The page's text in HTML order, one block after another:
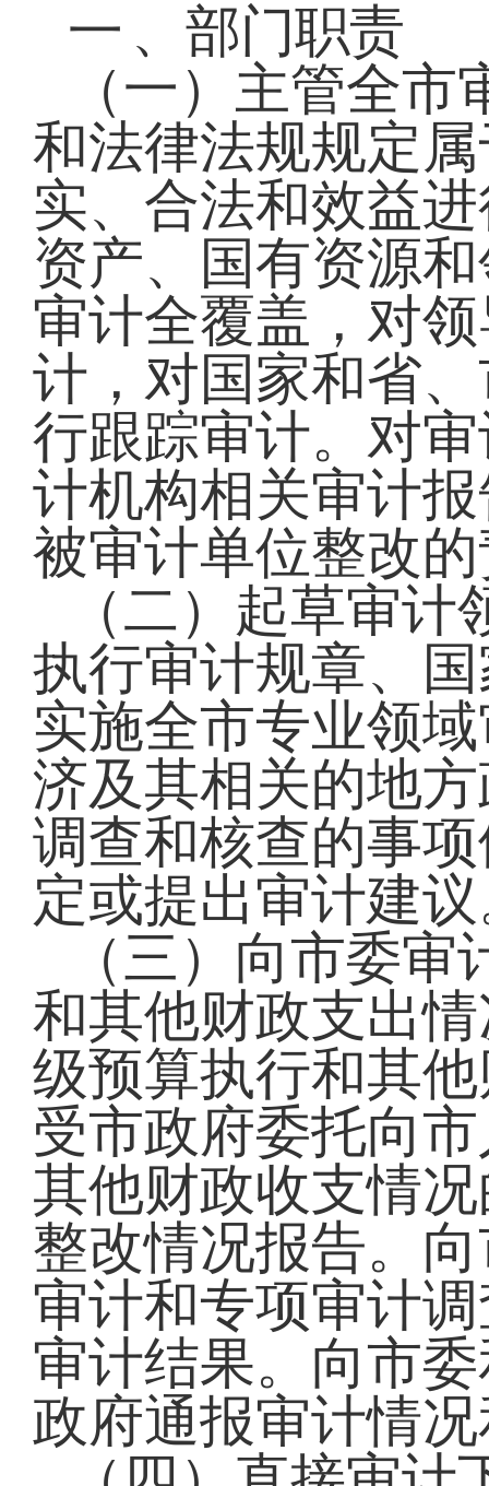
一 、部门职责
（一）主管全
和法律法规规定
实、合法和效益
资产、国有资源
审计全覆盖，对
计，对国家和省
行跟踪审计。对
计机构相关审计
被审计单位整改
（二）起草审
执行审计规章、
实施全市专业领
济及其相关的地
调查和核查的事
定或提出审计建
（三）向市委
和其他财政支出
级预算执行和其
受市政府委托向
其他财政收支情
整改情况报告。
审计和专项审计
审计结果。向市
政府通报审计情